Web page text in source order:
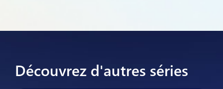
Découvrez d'autres séries